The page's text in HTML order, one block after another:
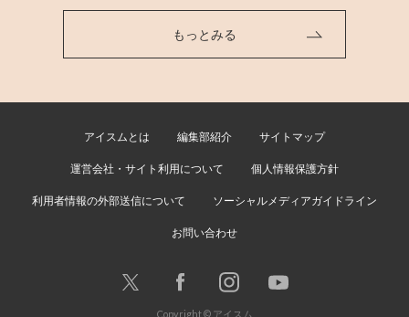
もっとみる
アイスムとは 編集部紹介 サイトマップ
運営会社・サイト利用について 個人情報保護方針
利用者情報の外部送信について ソーシャルメディアガイドライン
お問い合わせ
Copyright © アイスム